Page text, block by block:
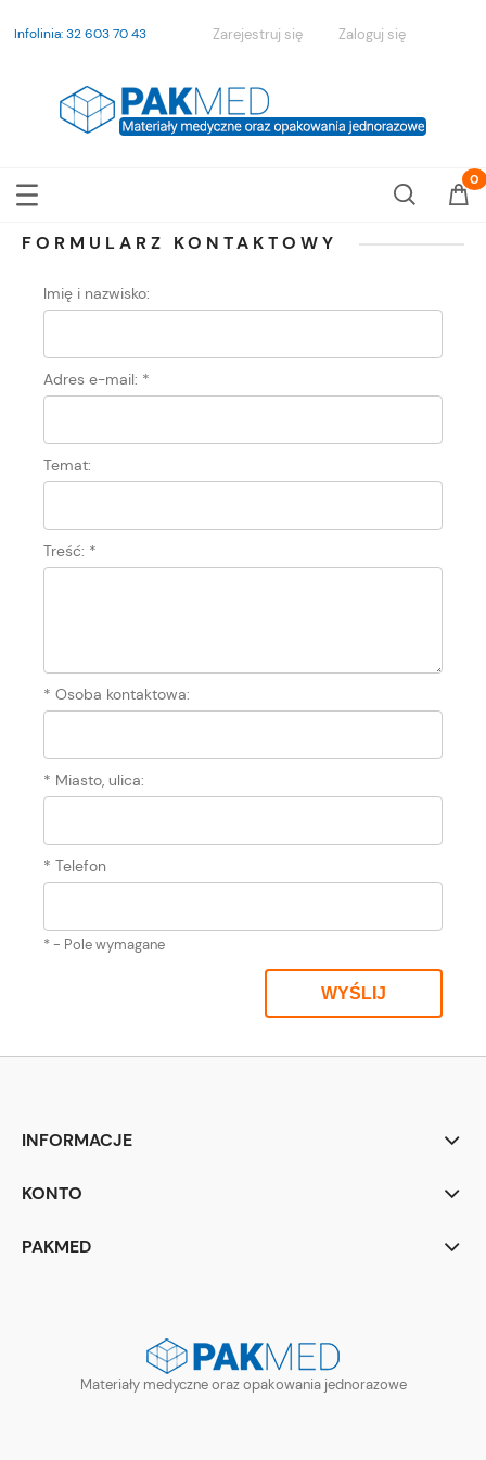
Infolinia: 32 603 70 43 Zarejestruj się Zaloguj się
FORMULARZ KONTAKTOWY
Imię i nazwisko:
Adres e-mail: *
Temat:
Treść: *
* Osoba kontaktowa:
* Miasto, ulica:
* Telefon
*- Pole wymagane
WYŚLIJ
INFORMACJE
KONTO
PAKMED
Materiały medyczne oraz opakowania jednorazowe